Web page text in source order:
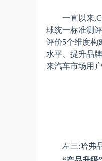
一直以来
球统一标准测
评价5个维度构
水平
提升品
来汽车市场用
左三:哈弗